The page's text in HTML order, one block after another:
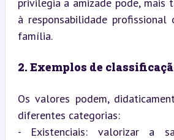
à responsabilidade
família.
2. Exemplos de
Os valores podem,
diferentes categorias:
- Existenciais: valorizar a